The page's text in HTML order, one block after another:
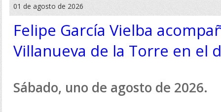
01 de agosto de 2026
Felipe García Vielba
Villanueva de la Torre en el
Sábado, uno de agosto de 2026.